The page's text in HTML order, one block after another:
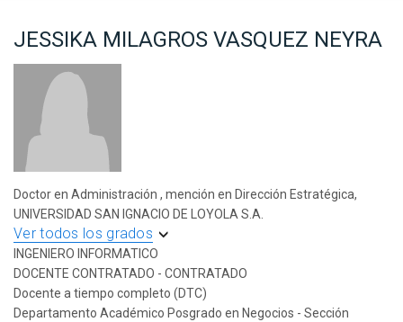
JESSIKA MILAGROS VASQUEZ NEYRA
Doctor en Administración , mención en Dirección Estratégica,
UNIVERSIDAD SAN IGNACIO DE LOYOLA S.A.
Ver todos los grados
INGENIERO INFORMATICO
DOCENTE CONTRATADO - CONTRATADO
Docente a tiempo completo (DTC)
Departamento Académico Posgrado en Negocios - Sección